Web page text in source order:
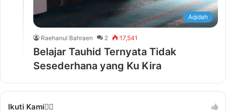
Aqidah
Raehanul Bahraen 2 17,541
Belajar Tauhid Ternyata Tidak
Sesederhana yang Ku Kira
Ikuti Kami❤️‍🔥